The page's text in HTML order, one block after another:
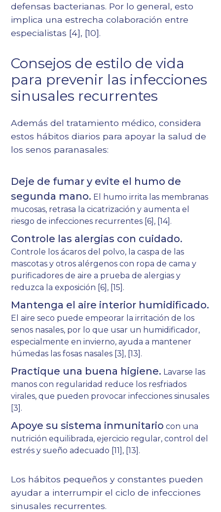
defensas bacterianas. Por lo general, esto
implica una estrecha colaboración entre
especialistas [4], [10].
Consejos de estilo de vida
para prevenir las infecciones
sinusales recurrentes
Además del tratamiento médico, considera
estos hábitos diarios para apoyar la salud de
los senos paranasales:
Deje de fumar y evite el humo de
segunda mano. El humo irrita las membranas
mucosas, retrasa la cicatrización y aumenta el
riesgo de infecciones recurrentes [6], [14].
Controle las alergias con cuidado.
Controle los ácaros del polvo, la caspa de las
mascotas y otros alérgenos con ropa de cama y
purificadores de aire a prueba de alergias y
reduzca la exposición [6], [15].
Mantenga el aire interior humidificado.
El aire seco puede empeorar la irritación de los
senos nasales, por lo que usar un humidificador,
especialmente en invierno, ayuda a mantener
húmedas las fosas nasales [3], [13].
Practique una buena higiene. Lavarse las
manos con regularidad reduce los resfriados
virales, que pueden provocar infecciones sinusales
[3] .
Apoye su sistema inmunitario con una
nutrición equilibrada, ejercicio regular, control del
estrés y sueño adecuado [11], [13].
Los hábitos pequeños y constantes pueden
ayudar a interrumpir el ciclo de infecciones
sinusales recurrentes.